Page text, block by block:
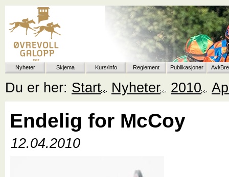
Nyheter Skjema Kurs/info Reglement Publikasjoner Avl/
Du er her: Start Nyheter 2010
Endelig for McCoy
12.04.2010